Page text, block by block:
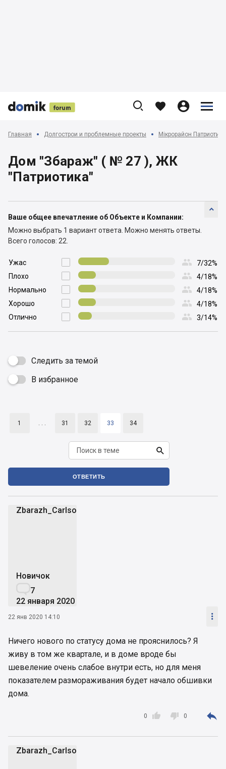


 
    


Главная Долгострои и проблемные проекты Мікрорайон Патриотика
Дом "Збараж" ( № 27 ), ЖК
"Патриотика"

Ваше общее впечатление об Объекте и Компании:
Можно выбрать 1 вариант ответа. Можно менять ответы.
Всего голосов: 22.

Ужас  7/32%

Плохо  4/18%

Нормально  4/18%

Хорошо  4/18%

Отлично  3/14%
Следить за темой
 В избранное
1 . . . 31 32 33 34

ОТВЕТИТЬ
Zbarazh_Carlson
Новичок
7
22 января 2020
22 янв 2020 14:10 
Ничего нового по статусу дома не прояснилось? Я
живу в том же квартале, и в доме вроде бы
шевеление очень слабое внутри есть, но для меня
показателем размораживания будет начало обшивки
дома.

0  0 
Zbarazh_Carlson